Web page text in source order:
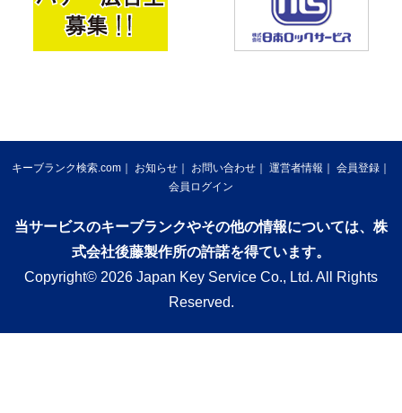
キーブランク検索.com お知らせ お問い合わせ 運営者情報
会員登録
会員ログイン
当サービスのキーブランクやその他の情報については、株
式会社後藤製作所の許諾を得ています。
Copyright© 2026 Japan Key Service Co., Ltd. All Rights
Reserved.